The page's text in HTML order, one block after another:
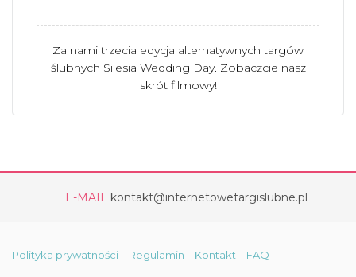
Za nami trzecia edycja alternatywnych targów
ślubnych Silesia Wedding Day. Zobaczcie nasz
skrót filmowy!
E-MAIL kontakt@internetowetargislubne.pl
Polityka prywatności Regulamin Kontakt FAQ